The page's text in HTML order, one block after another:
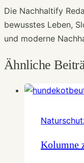
Die Nachhaltify
bewusstes Leben,
und moderne
Ähnliche
Kolumne